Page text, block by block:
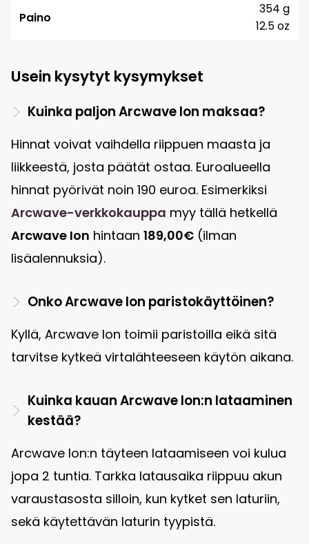
Paino
12.5 oz
354 g
Usein kysytyt kysymykset
Kuinka paljon Arcwave Ion maksaa?
Hinnat voivat vaihdella riippuen maasta ja
liikkeestä, josta päätät ostaa. Euroalueella
hinnat pyörivät noin 190 euroa. Esimerkiksi
Arcwave-verkkokauppa myy tällä hetkellä
Arcwave Ion hintaan 189,00€ (ilman
lisäalennuksia).
Onko Arcwave Ion paristokäyttöinen?
Kyllä, Arcwave Ion toimii paristoilla eikä sitä
tarvitse kytkeä virtalähteeseen käytön aikana.
Kuinka kauan Arcwave Ion:n lataaminen
kestää?
Arcwave Ion:n täyteen lataamiseen voi kulua
jopa 2 tuntia. Tarkka latausaika riippuu akun
varaustasosta silloin, kun kytket sen laturiin,
sekä käytettävän laturin tyypistä.